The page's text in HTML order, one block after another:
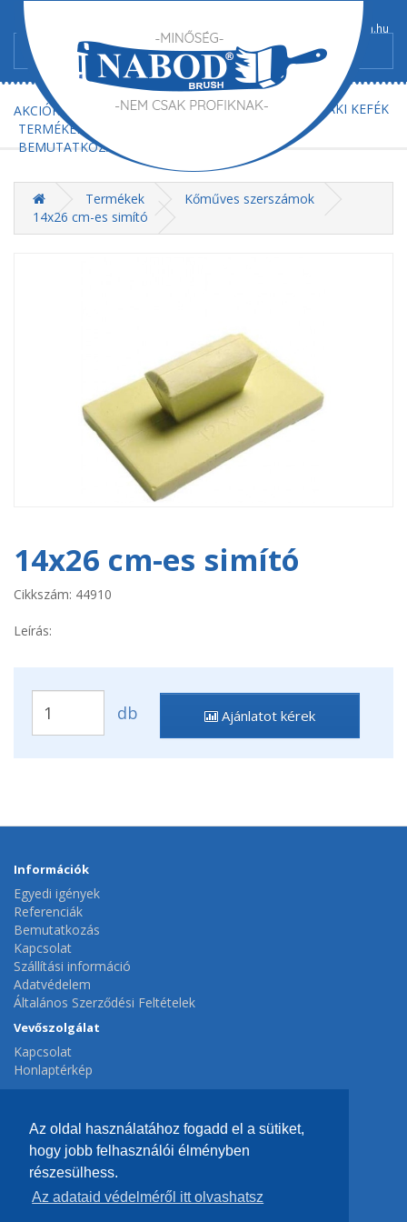
Az oldal használatához fogadd el a sütiket,
hogy jobb felhasználói élményben
részesülhess.
Az adataid védelméről itt olvashatsz
+36/52-367-602 info@nabod-brush.hu
FŐOLDAL AJÁNLATKÉRÉS MŰSZAKI KEFÉK
AKCIÓK
TERMÉKEK
BEMUTATKOZÁS
Termékek
Kőműves szerszámok
14x26 cm-es simító
14x26 cm-es simító
Cikkszám: 44910
Leírás:
db Ajánlatot kérek
Információk
Egyedi igények
Referenciák
Bemutatkozás
Kapcsolat
Szállítási információ
Adatvédelem
Általános Szerződési Feltételek
Vevőszolgálat
Kapcsolat
Honlaptérkép
Extrák
Gyártók
Ajánlatok
Fiók
Hírlevél